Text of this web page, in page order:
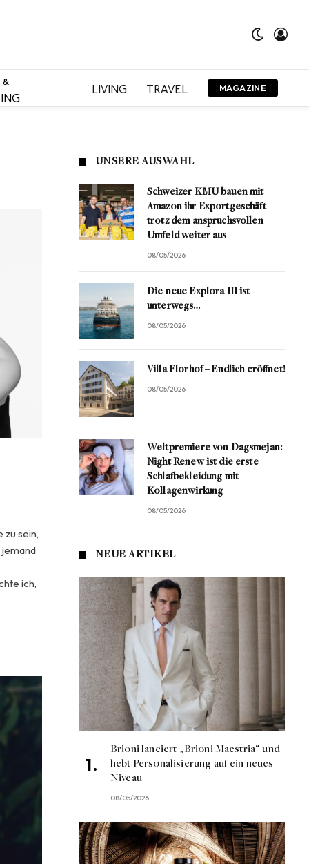
&
LIVING TRAVEL MAGAZINE
zu sein,
ich,
UNSERE AUSWAHL
Schweizer KMU bauen mit
Amazon ihr Exportgeschäft
trotz dem anspruchsvollen
Umfeld weiter aus
08/05/2026
Die neue Explora III ist
unterwegs…
08/05/2026
Villa Florhof – Endlich eröffnet!
08/05/2026
Weltpremiere von Dagsmejan:
Night Renew ist die erste
Schlafbekleidung mit
Kollagenwirkung
08/05/2026
NEUE ARTIKEL
Brioni lanciert „Brioni Maestria“ und
hebt Personalisierung auf ein neues
Niveau
08/05/2026